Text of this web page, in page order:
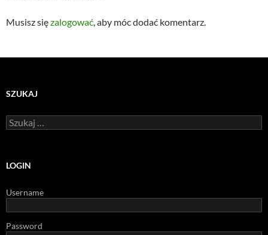
Musisz sięzalogować, aby móc dodać komentarz.
SZUKAJ
Szukaj:
LOGIN
Username
Password